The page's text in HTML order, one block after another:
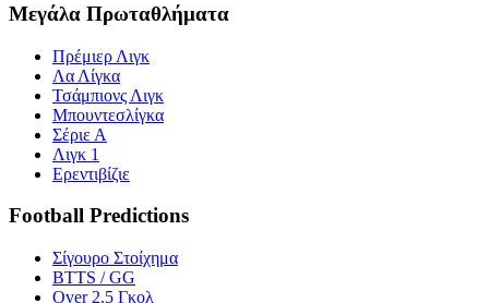
Μεγάλα Πρωταθλήματα
Πρέμιερ Λιγκ
Λα Λίγκα
Τσάμπιονς Λιγκ
Μπουντεσλίγκα
Σέριε Α
Λιγκ 1
Ερεντιβίζιε
Football Predictions
Σίγουρο Στοίχημα
BTTS / GG
Over 2.5 Γκολ